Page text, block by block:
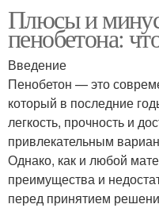
Плюсы и
пенобетона:
Введение
Пенобетон — это
который в последние
легкость, прочность и
привлекательным
Однако, как и любой
преимущества и
перед принятием